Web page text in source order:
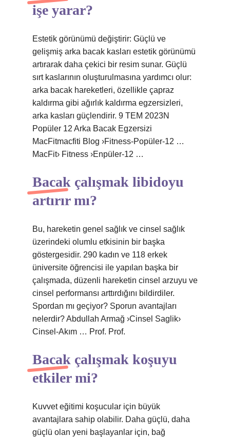
işe yarar?
Estetik görünümü değiştirir: Güçlü ve
gelişmiş arka bacak kasları estetik görünümü
artırarak daha çekici bir resim sunar. Güçlü
sırt kaslarının oluşturulmasına yardımcı olur:
arka bacak hareketleri, özellikle çapraz
kaldırma gibi ağırlık kaldırma egzersizleri,
arka kasları güçlendirir. 9 TEM 2023N
Popüler 12 Arka Bacak Egzersizi
MacFitmacfiti Blog ›Fitness-Popüler-12 …
MacFit› Fitness ›Enpüler-12 …
Bacak çalışmak libidoyu
artırır mı?
Bu, hareketin genel sağlık ve cinsel sağlık
üzerindeki olumlu etkisinin bir başka
göstergesidir. 290 kadın ve 118 erkek
üniversite öğrencisi ile yapılan başka bir
çalışmada, düzenli hareketin cinsel arzuyu ve
cinsel performansı arttırdığını bildirdiler.
Spordan mı geçiyor? Sporun avantajları
nelerdir? Abdullah Armağ ›Cinsel Saglik›
Cinsel-Akım … Prof. Prof.
Bacak çalışmak koşuyu
etkiler mi?
Kuvvet eğitimi koşucular için büyük
avantajlara sahip olabilir. Daha güçlü, daha
güçlü olan yeni başlayanlar için, bağ